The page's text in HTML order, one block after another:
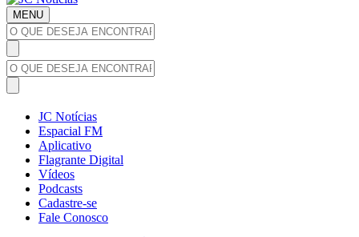
MENU
JC Notícias
Espacial FM
Aplicativo
Flagrante Digital
Vídeos
Podcasts
Cadastre-se
Fale Conosco